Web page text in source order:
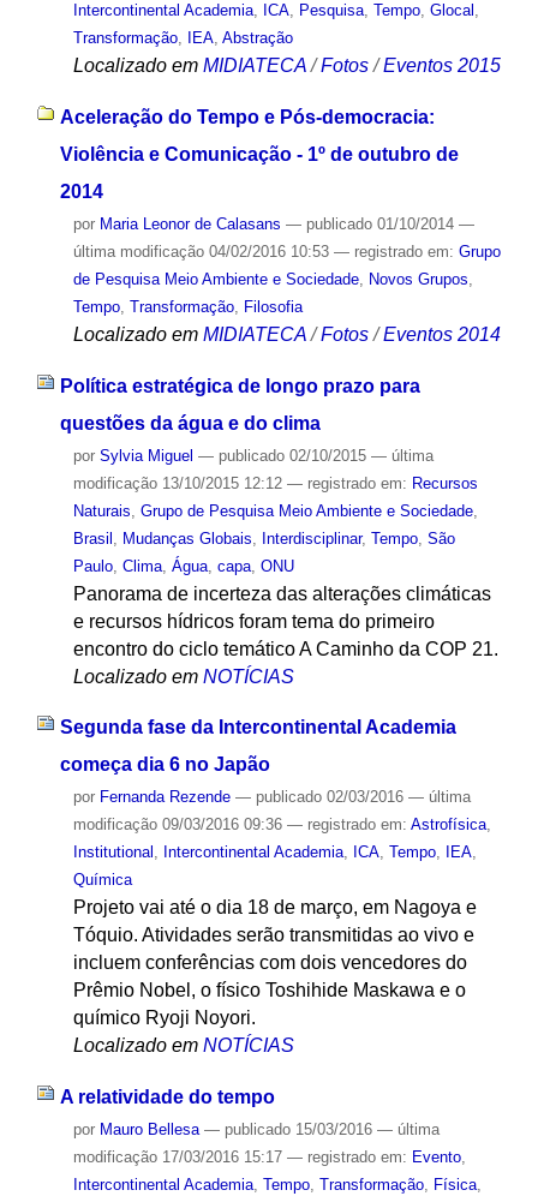
Intercontinental Academia, ICA, Pesquisa, Tempo, Glocal ,
Transformação, IEA, Abstração
Localizado em MIDIATECA /Fotos /Eventos 2015
Aceleração do Tempo e Pós-democracia:
Violência e Comunicação - 1º de outubro de
2014
por Maria Leonor de Calasans — publicado01/10/2014 —
última modificação04/02/2016 10:53 — registrado em: Grupo
de Pesquisa Meio Ambiente e Sociedade, Novos Grupos,
Tempo, Transformação, Filosofia
Localizado em MIDIATECA /Fotos /Eventos 2014
Política estratégica de longo prazo para
questões da água e do clima
por Sylvia Miguel — publicado02/10/2015 — última
modificação13/10/2015 12:12 — registrado em: Recursos
Naturais Grupo de Pesquisa Meio Ambiente e Sociedade,
Brasil
Mudanças Globais Interdisciplinar, Tempo, São
Paulo, Clima, Água, capa, ONU
Panorama de incerteza das alterações climáticas
e recursos hídricos foram tema do primeiro
encontro do ciclo temático A Caminho da COP 21.
Localizado em NOTÍCIAS
Segunda fase da Intercontinental Academia
começa dia 6 no Japão
por Fernanda Rezende — publicado02/03/2016 — última
modificação09/03/2016 09:36 — registrado em: Astrofísica,
Institutional , Intercontinental Academia, ICA, Tempo, IEA,
Química
Projeto vai até o dia 18 de março, em Nagoya e
Tóquio. Atividades serão transmitidas ao vivo e
incluem conferências com dois vencedores do
Prêmio Nobel, o físico Toshihide Maskawa e o
químico Ryoji Noyori.
Localizado em NOTÍCIAS
A relatividade do tempo
por Mauro Bellesa — publicado15/03/2016 — última
modificação17/03/2016 15:17 — registrado em: Evento,
Intercontinental Academia, Tempo, Transformação, Física,